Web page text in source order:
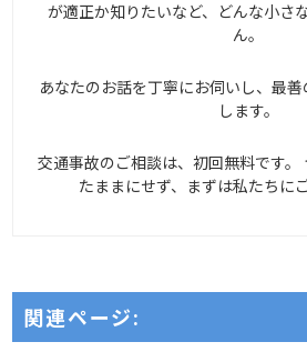
が適正か知りたいなど、どんな小さ
ん。
あなたのお話を丁寧にお伺いし、最
します。
交通事故のご相談は、初回無料です。
たままにせず、まずは私たちに
関連ページ: